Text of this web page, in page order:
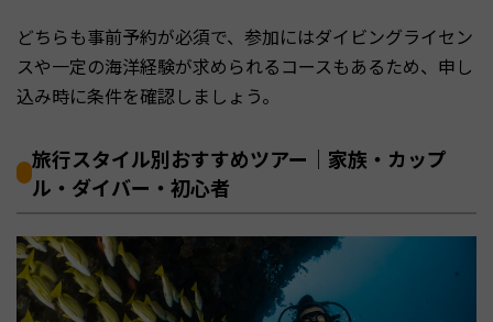
どちらも事前予約が必須で、参加にはダイビングライセン
スや一定の海洋経験が求められるコースもあるため、申し
込み時に条件を確認しましょう。
旅行スタイル別おすすめツアー｜家族・カップ
ル・ダイバー・初心者